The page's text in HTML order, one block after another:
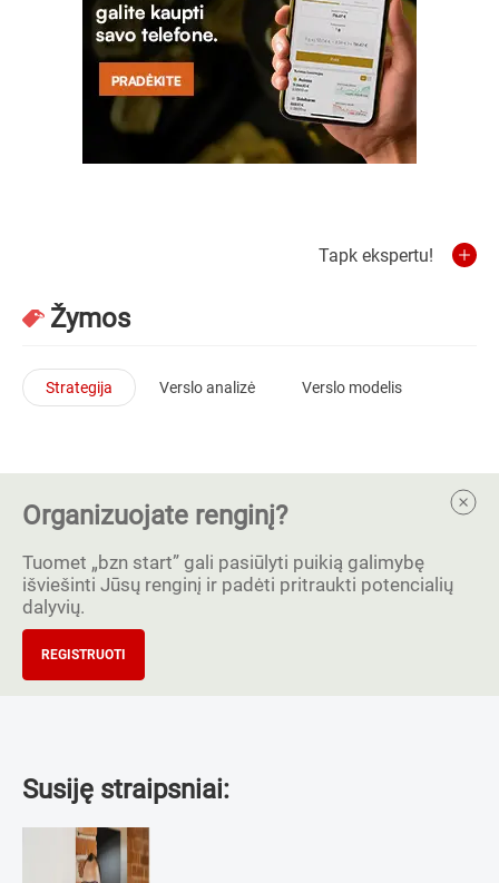
Tapk ekspertu!
Žymos
Strategija Verslo analizė Verslo modelis
Organizuojate renginį?
Tuomet „bzn start” gali pasiūlyti puikią galimybę
išviešinti Jūsų renginį ir padėti pritraukti potencialių
dalyvių.
REGISTRUOTI
Susiję straipsniai: